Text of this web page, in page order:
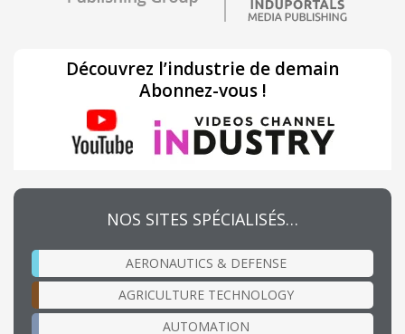
Découvrez l’industrie de demain
Abonnez-vous !
NOS SITES SPÉCIALISÉS…
AERONAUTICS & DEFENSE
AGRICULTURE TECHNOLOGY
AUTOMATION